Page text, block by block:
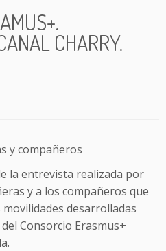
CHARRY.
y compañeros
la entrevista realizada por
y a los compañeros que
desarrolladas
Consorcio Erasmus+